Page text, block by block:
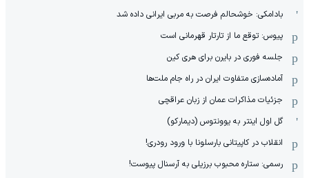
بادامکی: خوشحالم فرصت به مربی ایرانی داده شد
پیوس: توقع ما از تارتار قهرمانی است
جلسه فوری در بایرن برای هری کین
آماده‌سازی متفاوت ایران در راه جام ملت‌ها
جزئیات مذاکرات عمان از زبان عراقچی
گل اول اینتر به یوونتوس (دیمارکو)
انقلاب در کاپیتانی بارسلونا با ورود رودری!
رسمی: ستاره محبوب برزیلی به آرسنال پیوست!